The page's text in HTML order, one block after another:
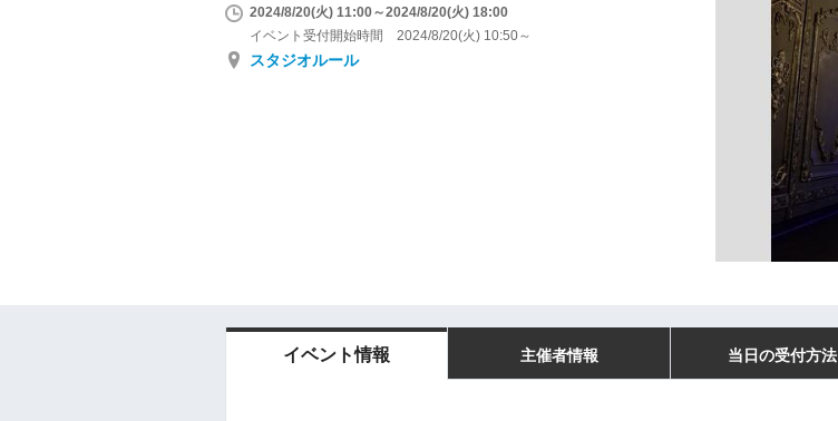
2024/8/20(火) 11:00～2024/8/20(火) 18:00
イベント受付開始時間 2024/8/20(火) 10:50～
スタジオルール
イベント情報 主催者情報 当日の受付方法